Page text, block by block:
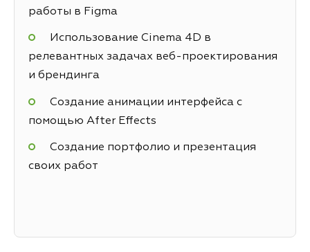
работы в Figma
Использование Cinema 4D в
релевантных задачах веб-проектирования
и брендинга
Создание анимации интерфейса с
помощью After Effects
Создание портфолио и презентация
своих работ